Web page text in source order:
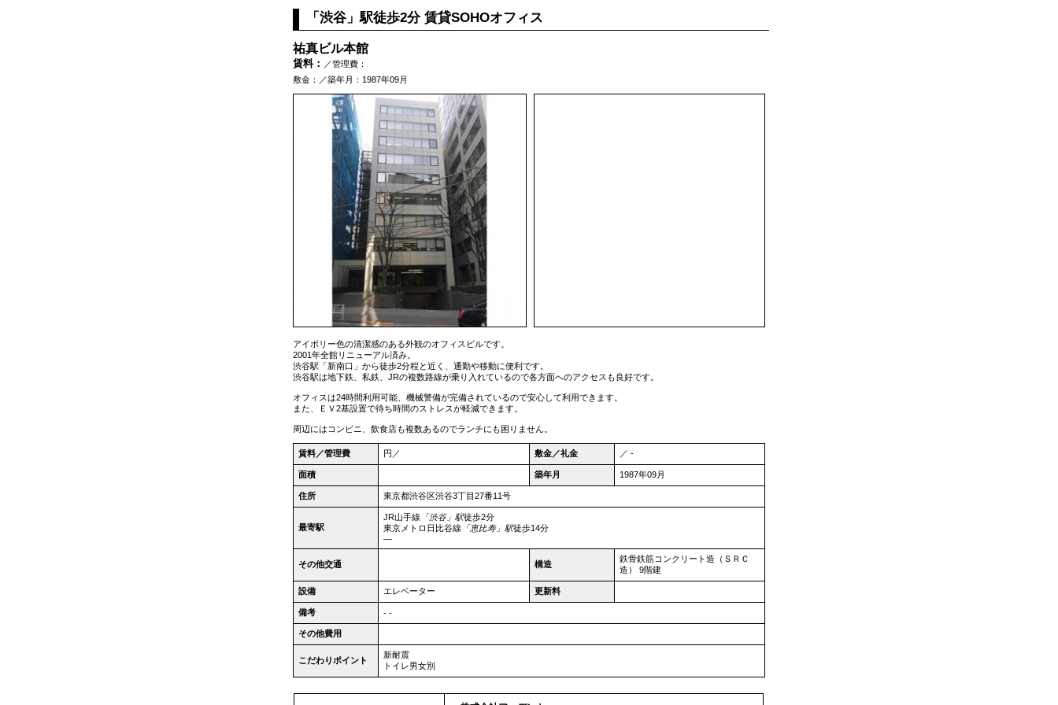
「渋谷」駅徒歩2分 賃貸SOHOオフィス
祐真ビル本館
賃料：
／管理費：
敷金：／築年月：1987年09月
アイボリー色の清潔感のある外観のオフィスビルです。
2001年全館リニューアル済み。
渋谷駅「新南口」から徒歩2分程と近く、通勤や移動に便利です。
渋谷駅は地下鉄、私鉄、JRの複数路線が乗り入れているので各方面へのアクセスも良好です。
オフィスは24時間利用可能、機械警備が完備されているので安心して利用できます。
また、ＥＶ2基設置で待ち時間のストレスが軽減できます。
周辺にはコンビニ、飲食店も複数あるのでランチにも困りません。
賃料／管理費 円／ 敷金／礼金 ／ -
面積 築年月 1987年09月
住所 東京都渋谷区渋谷3丁目27番11号
最寄駅
JR山手線 「渋谷」駅徒歩2分
東京メトロ日比谷線 「恵比寿」駅徒歩14分
―
その他交通 構造
鉄骨鉄筋コンクリート造（ＳＲＣ
造） 9階建
設備 エレベーター 更新料
備考 - -
その他費用
こだわりポイント
新耐震
トイレ男女別